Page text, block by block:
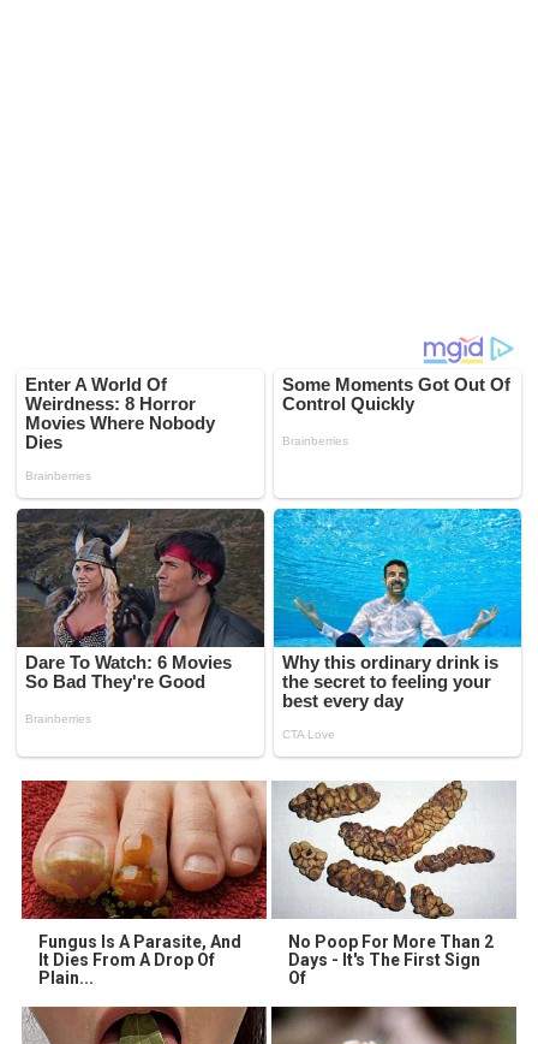
Fungus Is A Parasite, And
It Dies From A Drop Of
Plain...
No Poop For More Than 2
Days - It's The First Sign
Of